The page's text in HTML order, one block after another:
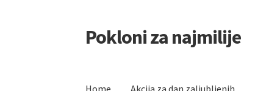
Skip
to
Skip
to
Pokloni za najmilije
Home Akcija za dan zaljubljenih